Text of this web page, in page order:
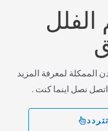
الفلل
بحميع مدن الممكلة لمعرفة المزيد
نصل اينما كنت .